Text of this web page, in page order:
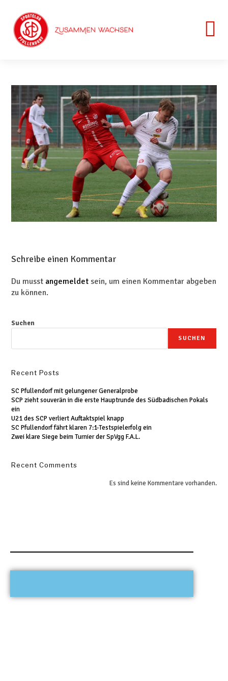
Schreibe einen Kommentar
Du musst angemeldet sein, um einen Kommentar abgeben
zu können.
Suchen
SUCHEN
Recent Posts
SC Pfullendorf mit gelungener Generalprobe
SCP zieht souverän in die erste Hauptrunde des Südbadischen Pokals
ein
U21 des SCP verliert Auftaktspiel knapp
SC Pfullendorf fährt klaren 7:1-Testspielerfolg ein
Zwei klare Siege beim Turnier der SpVgg F.A.L.
Recent Comments
Es sind keine Kommentare vorhanden.